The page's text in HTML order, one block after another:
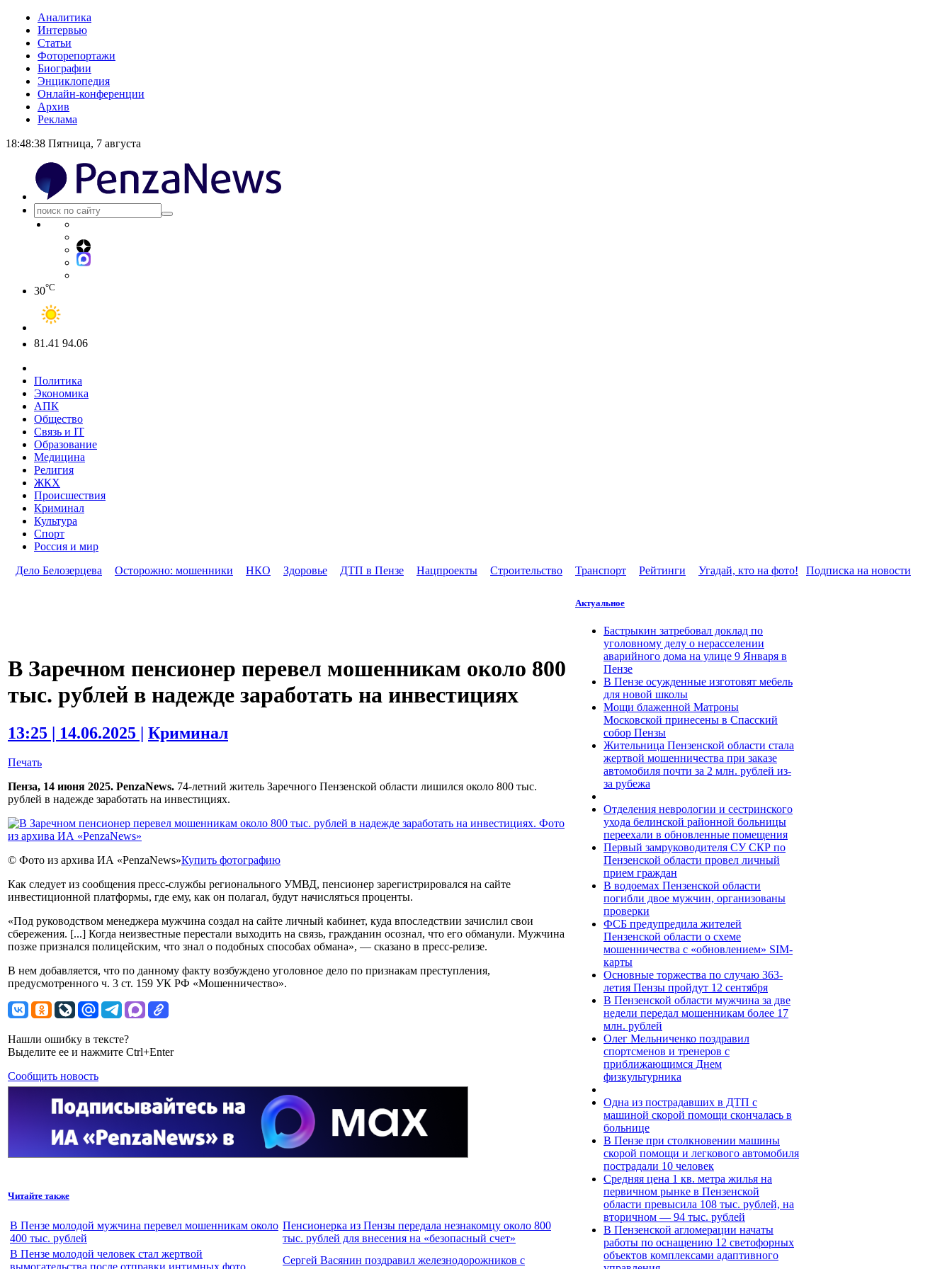
Аналитика
Интервью
Статьи
Фоторепортажи
Биографии
Энциклопедия
Онлайн-конференции
Архив
Реклама
18:48:38 Пятница, 7 августа
30°C
81.41 94.06
Политика
Экономика
АПК
Общество
Связь и IT
Образование
Медицина
Религия
ЖКХ
Происшествия
Криминал
Культура
Спорт
Россия и мир
Дело Белозерцева
Осторожно: мошенники НКО Здоровье ДТП в Пензе Нацпроекты Строительство Транспорт Рейтинги Угадай, кто на фото! Подписка на новости
В Заречном пенсионер перевел мошенникам около 800
тыс. рублей в надежде заработать на инвестициях
13:25 | 14.06.2025 | Криминал
Печать
Пенза, 14 июня 2025. PenzaNews. 74-летний житель Заречного Пензенской области лишился около 800 тыс.
рублей в надежде заработать на инвестициях.
© Фото из архива ИА «PenzaNews»Купить фотографию
Как следует из сообщения пресс-службы регионального УМВД, пенсионер зарегистрировался на сайте
инвестиционной платформы, где ему, как он полагал, будут начисляться проценты.
«Под руководством менеджера мужчина создал на сайте личный кабинет, куда впоследствии зачислил свои
сбережения. [...] Когда неизвестные перестали выходить на связь, гражданин осознал, что его обманули. Мужчина
позже признался полицейским, что знал о подобных способах обмана», — сказано в пресс-релизе.
В нем добавляется, что по данному факту возбуждено уголовное дело по признакам преступления,
предусмотренного ч. 3 ст. 159 УК РФ «Мошенничество».
Нашли ошибку в тексте?
Выделите ее и нажмите Ctrl+Enter
Сообщить новость
Читайте также
В Пензе молодой мужчина перевел мошенникам около
400 тыс. рублей
Пенсионерка из Пензы передала незнакомцу около 800
тыс. рублей для внесения на «безопасный счет»
В Пензе молодой человек стал жертвой
вымогательства после отправки интимных фото
Сергей Васянин поздравил железнодорожников с
Актуальное
Бастрыкин затребовал доклад по
уголовному делу о нерасселении
аварийного дома на улице 9 Января в
Пензе
В Пензе осужденные изготовят мебель
для новой школы
Мощи блаженной Матроны
Московской принесены в Спасский
собор Пензы
Жительница Пензенской области стала
жертвой мошенничества при заказе
автомобиля почти за 2 млн. рублей из-
за рубежа
Отделения неврологии и сестринского
ухода белинской районной больницы
переехали в обновленные помещения
Первый замруководителя СУ СКР по
Пензенской области провел личный
прием граждан
В водоемах Пензенской области
погибли двое мужчин, организованы
проверки
ФСБ предупредила жителей
Пензенской области о схеме
мошенничества c «обновлением» SIM-
карты
Основные торжества по случаю 363-
летия Пензы пройдут 12 сентября
В Пензенской области мужчина за две
недели передал мошенникам более 17
млн. рублей
Олег Мельниченко поздравил
спортсменов и тренеров с
приближающимся Днем
физкультурника
Одна из пострадавших в ДТП с
машиной скорой помощи скончалась в
больнице
В Пензе при столкновении машины
скорой помощи и легкового автомобиля
пострадали 10 человек
Средняя цена 1 кв. метра жилья на
первичном рынке в Пензенской
области превысила 108 тыс. рублей, на
вторичном — 94 тыс. рублей
В Пензенской агломерации начаты
работы по оснащению 12 светофорных
объектов комплексами адаптивного